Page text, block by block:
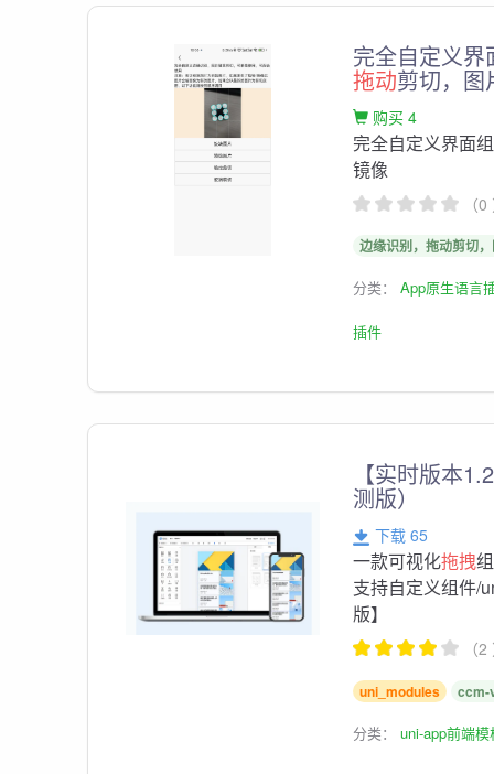
完全自定义
拖动剪切，图
购买 4
完全自定义界面
镜像
（
边缘识别，拖动剪切
分类：App原生语言
插件
【实时版本
测版）
下载 65
一款可视化拖拽
支持自定义组件/
版】
（
uni_modules ccm-
分类：uni-app前端模